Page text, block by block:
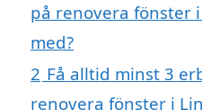
på renovera fönster
med?
2 Få alltid minst 3
renovera fönster i